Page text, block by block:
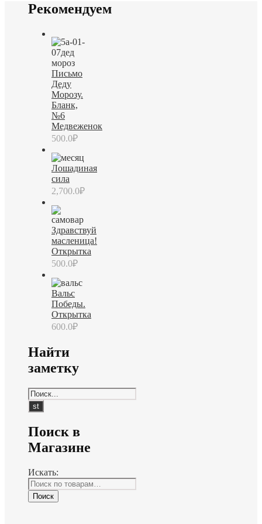
Рекомендуем
Письмо
Деду
Морозу.
Бланк,
№6
Медвеженок
500.0₽
Лошадиная
сила
2,700.0₽
Здравствуй
масленица!
Открытка
500.0₽
Вальс
Победы.
Открытка
600.0₽
Найти
заметку
Поиск в
Магазине
Искать:
Поиск